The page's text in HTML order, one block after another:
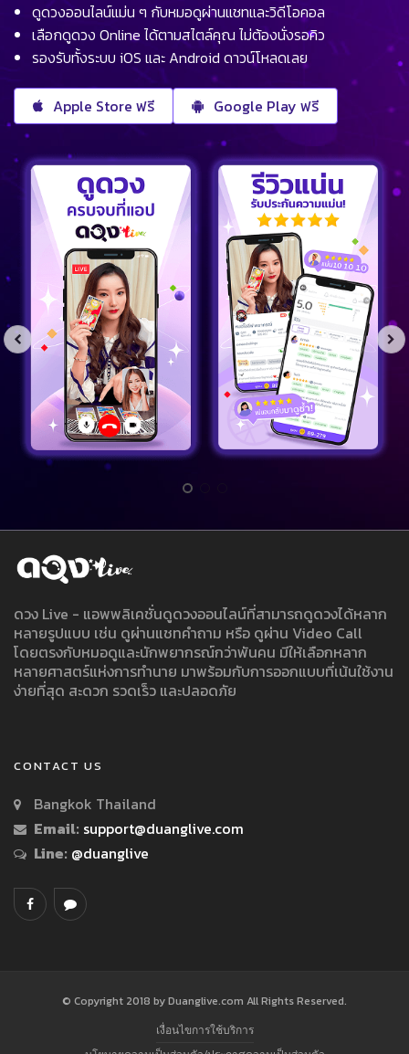
ดูดวงออนไลน์แม่น ๆ กับหมอดูผ่านแชทและวิดีโอคอล
เลือกดูดวง Online ได้ตามสไตล์คุณ ไม่ต้องนั่งรอคิว
รองรับทั้งระบบ iOS และ Android ดาวน์โหลดเลย
Apple Store ฟรี Google Play ฟรี
ดวง Live - แอพพลิเคชั่นดูดวงออนไลน์ที่สามารถดูดวงได้หลาก
หลายรูปแบบ เช่น ดูผ่านแชทคำถาม หรือ ดูผ่าน Video Call
โดยตรงกับหมอดูและนักพยากรณ์กว่าพันคน มีให้เลือกหลาก
หลายศาสตร์แห่งการทำนาย มาพร้อมกับการออกแบบที่เน้นใช้งาน
ง่ายที่สุด สะดวก รวดเร็ว และปลอดภัย
CONTACT US
Bangkok Thailand
Email: support@duanglive.com
Line: @duanglive
© Copyright 2018 by Duanglive.com All Rights Reserved.
เงื่อนไขการใช้บริการ